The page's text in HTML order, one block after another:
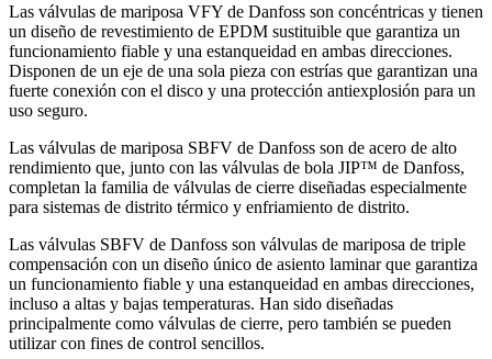
Las válvulas de mariposa VFY de Danfoss son concéntricas y tienen
un diseño de revestimiento de EPDM sustituible que garantiza un
funcionamiento fiable y una estanqueidad en ambas direcciones.
Disponen de un eje de una sola pieza con estrías que garantizan una
fuerte conexión con el disco y una protección antiexplosión para un
uso seguro.
Las válvulas de mariposa SBFV de Danfoss son de acero de alto
rendimiento que, junto con las válvulas de bola JIP™ de Danfoss,
completan la familia de válvulas de cierre diseñadas especialmente
para sistemas de distrito térmico y enfriamiento de distrito.
Las válvulas SBFV de Danfoss son válvulas de mariposa de triple
compensación con un diseño único de asiento laminar que garantiza
un funcionamiento fiable y una estanqueidad en ambas direcciones,
incluso a altas y bajas temperaturas. Han sido diseñadas
principalmente como válvulas de cierre, pero también se pueden
utilizar con fines de control sencillos.